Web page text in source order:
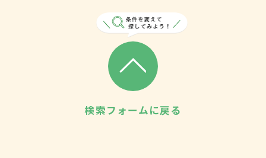
検索フォームに戻る